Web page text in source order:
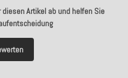
Artikel ab und helfen Sie